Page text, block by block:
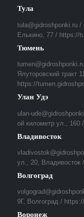
Тула
tula@gidroshponki.ru
Елькино, 77 / https://
Тюмень
Ялуторовский тракт
https://
Улан Удэ
ulan-
ой километр ул., 160
Владивосток
ул., 20, Владивосток
Волгоград
9Г, Волгоград /
Воронеж